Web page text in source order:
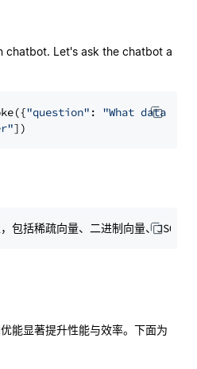
chatbot. Let's ask the chatbot a
"question" : "What data
能显著提升性能与效率。下面为